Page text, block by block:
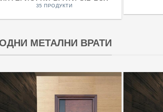
35 ПРОДУКТИ
МЕТАЛНИ ВРАТИ